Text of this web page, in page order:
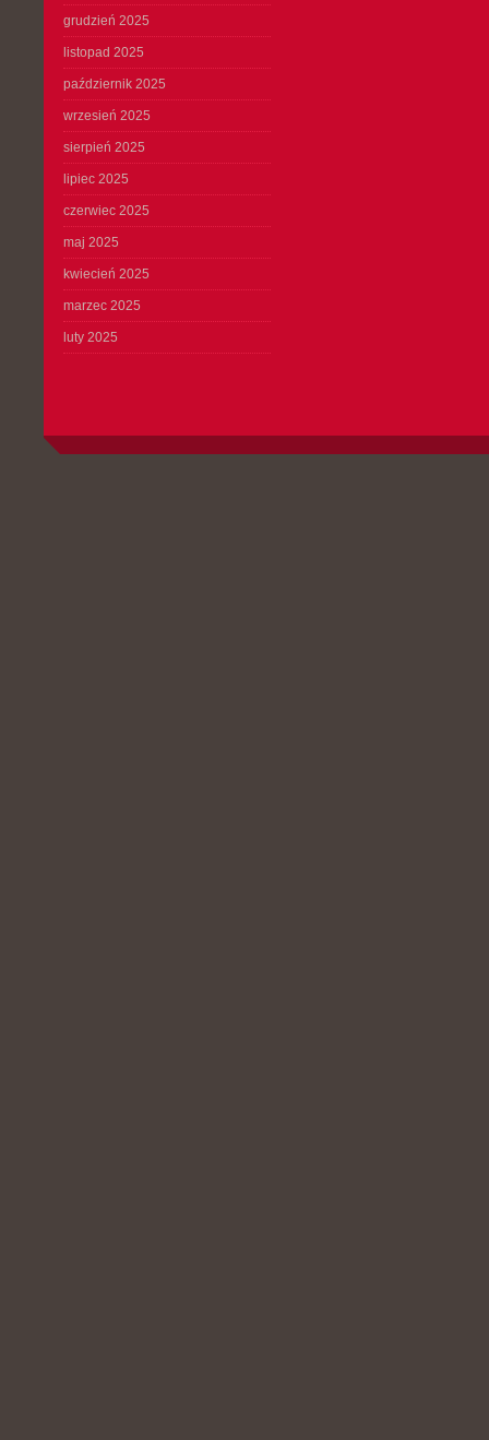
grudzień 2025
listopad 2025
październik 2025
wrzesień 2025
sierpień 2025
lipiec 2025
czerwiec 2025
maj 2025
kwiecień 2025
marzec 2025
luty 2025